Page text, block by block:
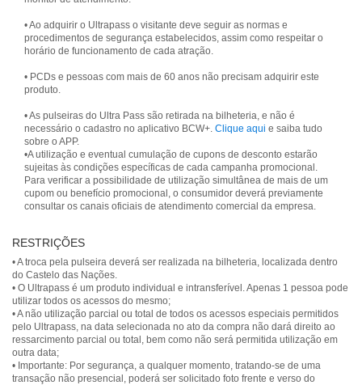
• Ao adquirir o Ultrapass o visitante deve seguir as normas e
procedimentos de segurança estabelecidos, assim como respeitar o
horário de funcionamento de cada atração.
• PCDs e pessoas com mais de 60 anos não precisam adquirir este
produto.
• As pulseiras do Ultra Pass são retirada na bilheteria, e não é
necessário o cadastro no aplicativo BCW+. Clique aqui e saiba tudo
sobre o APP.
•A utilização e eventual cumulação de cupons de desconto estarão
sujeitas às condições específicas de cada campanha promocional.
Para verificar a possibilidade de utilização simultânea de mais de um
cupom ou benefício promocional, o consumidor deverá previamente
consultar os canais oficiais de atendimento comercial da empresa.
RESTRIÇÕES
• A troca pela pulseira deverá ser realizada na bilheteria, localizada dentro
do Castelo das Nações.
• O Ultrapass é um produto individual e intransferível. Apenas 1 pessoa pode
utilizar todos os acessos do mesmo;
• A não utilização parcial ou total de todos os acessos especiais permitidos
pelo Ultrapass, na data selecionada no ato da compra não dará direito ao
ressarcimento parcial ou total, bem como não será permitida utilização em
outra data;
• Importante: Por segurança, a qualquer momento, tratando-se de uma
transação não presencial, poderá ser solicitado foto frente e verso do